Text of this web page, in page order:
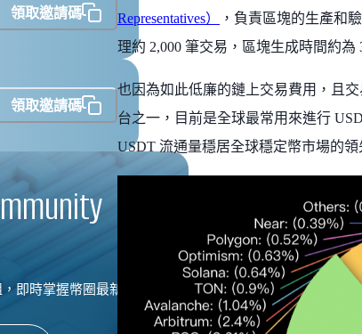
領取邀請碼
領取邀請碼
，即時掌握幣圈最新資訊
Representatives）
，負責區塊的生產和
理約 2,000 筆交易，區塊生成時間約為
也因為如此低廉的鏈上交易費用，且
台之一，目前是全球最常用來進行
USDT 流通量穩居全球穩定幣市場的